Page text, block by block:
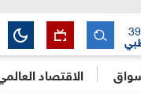
الاقتصاد
39